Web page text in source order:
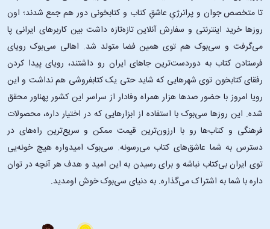
تا متخصص جوان و پرانرژیِ عاشقِ کتاب و کتابخونی دور هم جمع شدند؛ اون‌
روزها خرید اینترنتی و سفارش آنلاین تازه‌تازه داشت بین کاربرهای ایرانی پا
می‌گرفت و سی‌بوک هم توی همین فضا متولد شد. اهالی سی‌بوک رویای
فرستادن کتاب به دوردست‌ترین جاهای ایران رو داشتند، رویای پیدا کردن
رفقای کتابخون توی شهرهایی که شاید حتی یک کتابفروشی هم نداشت و این
رویا امروز با حضور صدها هزار همراه وفادار از سراسر این کشور پهناور محقق
شده. این ‌روزها سی‌بوک با استفاده از ابزارهایی که در اختیار داره، محصولات
فرهنگی و کتاب‌ها رو با ارزون‌ترین قیمت ممکن و سریع‌ترین راه‌های در
دسترس به شما عاشق‌های کتاب می‌رسونه. سی‌بوک امیدواره هیچ خونه‌یی
توی ایران بی‌کتاب نباشه و برای رسیدن به این امید و هدف هر آنچه در توان
داره با شما به اشتراک می‌گذاره. به دنیای سی‌بوک خوش اومدید.